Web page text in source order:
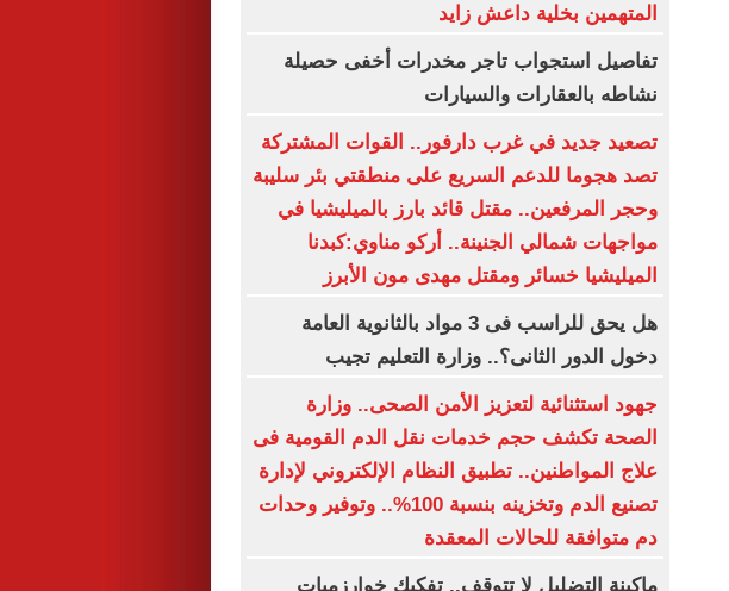
المتهمين بخلية داعش زايد
تفاصيل استجواب تاجر مخدرات أخفى حصيلة
نشاطه بالعقارات والسيارات
تصعيد جديد في غرب دارفور.. القوات المشتركة
تصد هجوما للدعم السريع على منطقتي بئر سليبة
وحجر المرفعين.. مقتل قائد بارز بالميليشيا في
مواجهات شمالي الجنينة.. أركو مناوي:كبدنا
الميليشيا خسائر ومقتل مهدى مون الأبرز
هل يحق للراسب فى 3 مواد بالثانوية العامة
دخول الدور الثانى؟.. وزارة التعليم تجيب
جهود استثنائية لتعزيز الأمن الصحى.. وزارة
الصحة تكشف حجم خدمات نقل الدم القومية فى
علاج المواطنين.. تطبيق النظام الإلكتروني لإدارة
تصنيع الدم وتخزينه بنسبة 100%.. وتوفير وحدات
دم متوافقة للحالات المعقدة
ماكينة التضليل لا تتوقف.. تفكيك خوارزميات